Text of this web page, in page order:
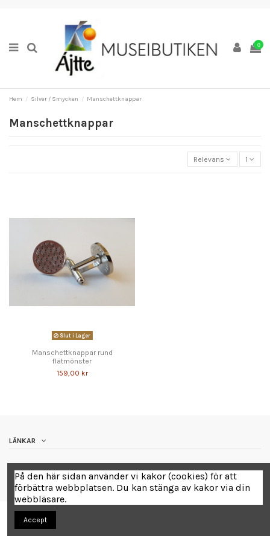
0
Hem Silver / Smycken Manschettknappar
Manschettknappar
Relevans 1
Slut i Lager
Manschettknappar rund
flätmönster
159,00 kr
LÄNKAR
På den här sidan använder vi kakor (cookies) för att
förbättra webbplatsen. Du kan stänga av kakor via din
webbläsare.
Accept